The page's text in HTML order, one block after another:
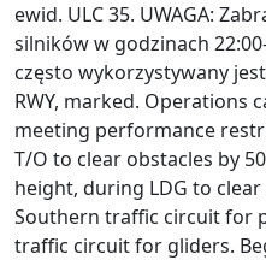
ewid. ULC 35. UWAGA:
silników w godzinach
często wykorzystywany
RWY, marked. Operations
meeting performance
T/O to clear obstacles by
height, during LDG to
Southern traffic circuit for
traffic circuit for gliders.